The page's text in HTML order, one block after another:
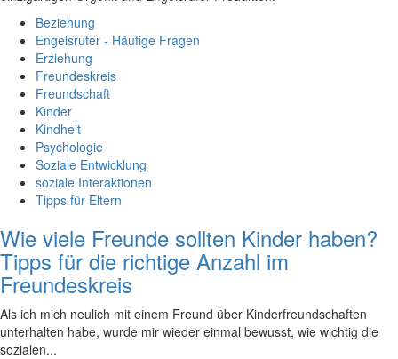
Beziehung
Engelsrufer - Häufige Fragen
Erziehung
Freundeskreis
Freundschaft
Kinder
Kindheit
Psychologie
Soziale Entwicklung
soziale Interaktionen
Tipps für Eltern
Wie viele Freunde sollten Kinder haben?
Tipps für die richtige Anzahl im
Freundeskreis
Als‍ ich mich neulich⁣ mit einem Freund⁣ über Kinderfreundschaften ​
unterhalten ​habe,⁤ wurde ⁤mir wieder ‍einmal bewusst, ⁢wie wichtig die
sozialen...